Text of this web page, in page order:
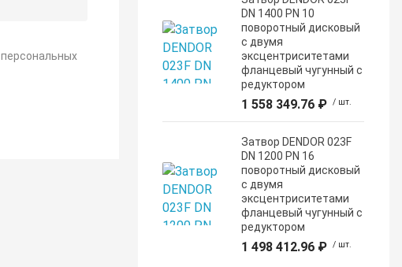
персональных
DN 1400 PN 10
поворотный дисковый
c двумя
эксцентриситетами
фланцевый чугунный с
редуктором
1 558 349.76 ₽ / шт.
Затвор DENDOR 023F
DN 1200 PN 16
поворотный дисковый
c двумя
эксцентриситетами
фланцевый чугунный с
редуктором
1 498 412.96 ₽ / шт.